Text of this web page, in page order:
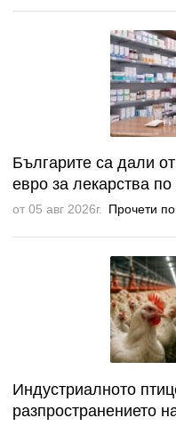
Българите са дали
евро за лекарства
от 05 авг 2026г. Прочети
Индустриалното
разпространението